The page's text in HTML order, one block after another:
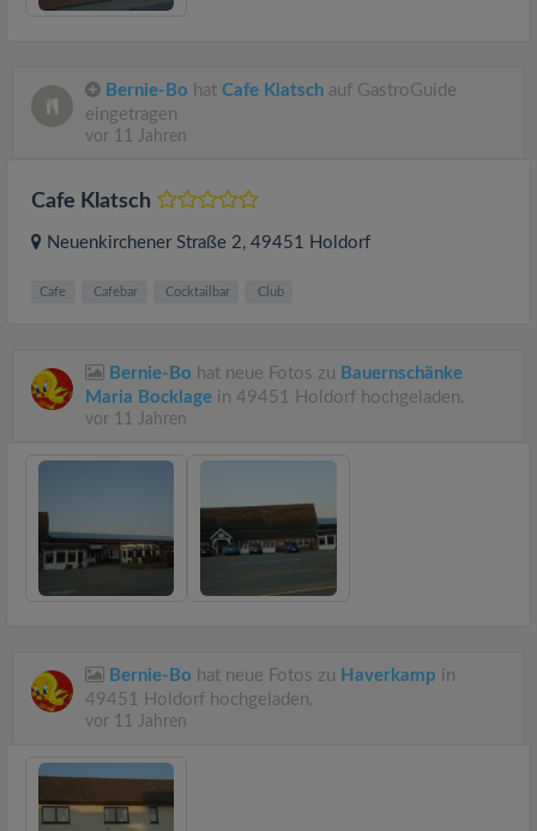
Bernie-Bo hat Cafe Klatsch auf GastroGuide
eingetragen
vor 11 Jahren
Cafe Klatsch
Neuenkirchener Straße 2, 49451 Holdorf
Cafe Cafebar Cocktailbar Club
Bernie-Bo hat neue Fotos zu Bauernschänke
Maria Bocklage in 49451 Holdorf hochgeladen.
vor 11 Jahren
Bernie-Bo hat neue Fotos zu Haverkamp in
49451 Holdorf hochgeladen.
vor 11 Jahren